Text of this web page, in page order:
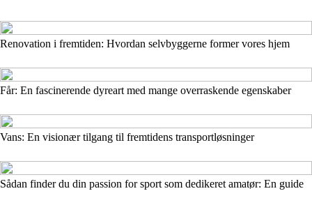
Renovation i fremtiden: Hvordan selvbyggerne former vores hjem
Får: En fascinerende dyreart med mange overraskende egenskaber
Vans: En visionær tilgang til fremtidens transportløsninger
Sådan finder du din passion for sport som dedikeret amatør: En guide